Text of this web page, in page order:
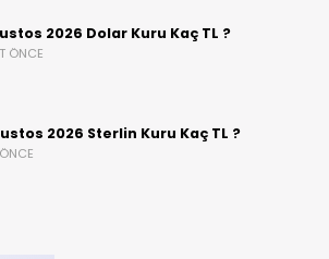
2026 Dolar Kuru Kaç TL ?
ÖNCE
2026 Sterlin Kuru Kaç TL ?